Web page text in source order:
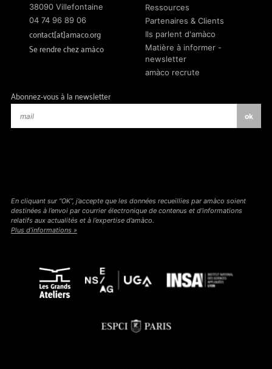
38090 Villefontaine
04 74 96 89 06
contact[at]amaco.org
Se rendre chez amàco
Ressources
Partenaires & Clients
Ils parlent d'amàco
Matière à informer -
newsletter
amàco recrute
Abonnez-vous à la newsletter
En cliquant sur “OK”, j’accepte que les données recueillies par amàco soient
destinées à l’envoi par courrier électronique de contenus et d’informations
relatifs aux actualités et à l’expertise d’amàco.
Plus d’informations »